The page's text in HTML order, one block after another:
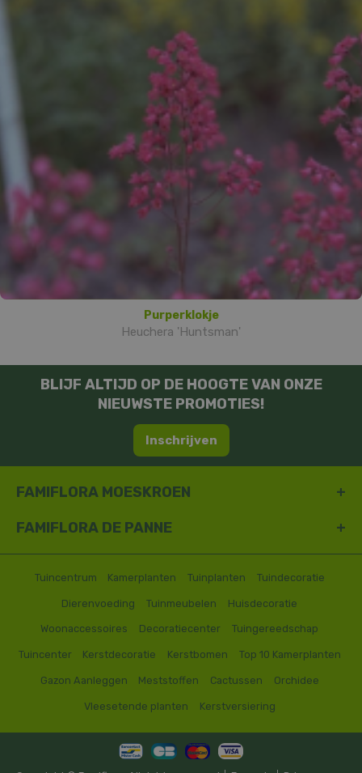
Purperklokje
Heuchera 'Huntsman'
BLIJF ALTIJD OP DE HOOGTE VAN ONZE
NIEUWSTE PROMOTIES!
Inschrijven
FAMIFLORA MOESKROEN
FAMIFLORA DE PANNE
Tuincentrum Kamerplanten Tuinplanten Tuindecoratie
Dierenvoeding Tuinmeubelen Huisdecoratie
Woonaccessoires Decoratiecenter Tuingereedschap
Tuincenter Kerstdecoratie Kerstbomen Top 10 Kamerplanten
Gazon Aanleggen Meststoffen Cactussen Orchidee
Vleesetende planten Kerstversiering